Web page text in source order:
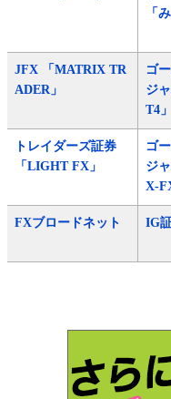
「
JFX 「MATRIX TR
ADER」
ゴ
ジ
T4」
トレイダーズ証券
「LIGHT FX」
ゴ
ジ
X-
FXブロードネット IG